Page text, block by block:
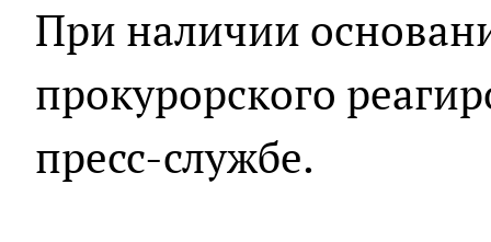
При наличии
прокурорского
пресс-службе.